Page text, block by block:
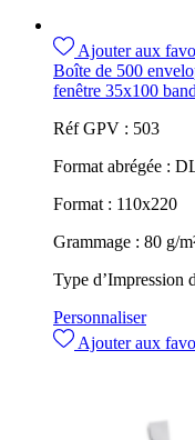
Ajouter aux
Boîte de 500
fenêtre 35x100
Réf GPV : 503
Format abrégée :
Format : 110x220
Grammage : 80 g/
Type d’Impression
Personnaliser
Ajouter aux